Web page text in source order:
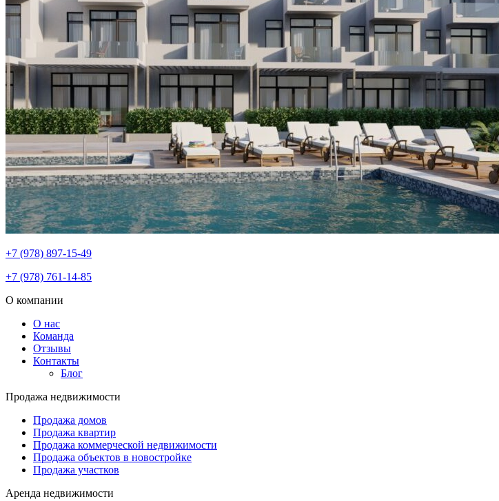
+7 (978) 897-15-49
+7 (978) 761-14-85
О компании
О нас
Команда
Отзывы
Контакты
Блог
Продажа недвижимости
Продажа домов
Продажа квартир
Продажа коммерческой недвижимости
Продажа объектов в новостройке
Продажа участков
Аренда недвижимости